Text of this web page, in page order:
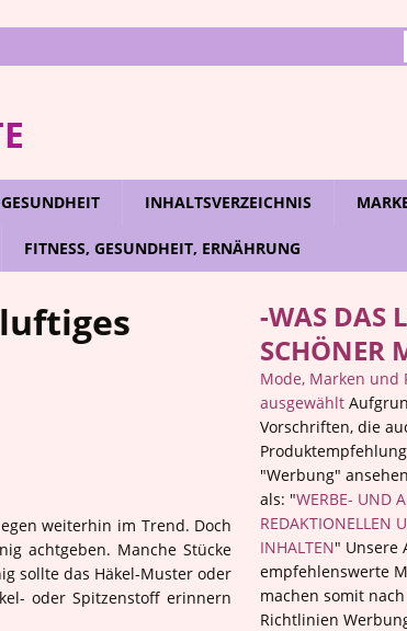
GESUNDHEIT INHALTSVERZEICHNIS
FITNESS, GESUNDHEIT, ERNÄHRUNG
weiterhin im Trend. Doch
achtgeben. Manche Stücke
sollte das Häkel-Muster oder
oder Spitzenstoff erinnern
-WAS DAS
SCHÖNER
Mode, Marken und
ausgewählt
Vorschriften, die
"Werbung"
als: "WERBE- UND
REDAKTIONELLEN
INHALTEN" Unsere
empfehlenswerte
machen somit
Richtlinien